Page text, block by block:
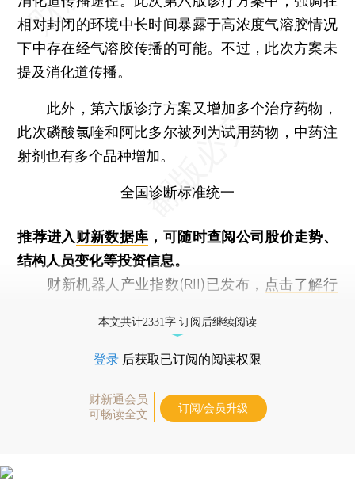
相对封闭的环境中长时间暴露于高浓度气溶胶情况
下中存在经气溶胶传播的可能。不过，此次方案未
提及消化道传播。
此外，第六版诊疗方案又增加多个治疗药物，
此次磷酸氯喹和阿比多尔被列为试用药物，中药注
射剂也有多个品种增加。
全国诊断标准统一
推荐进入财新数据库 ，可随时查阅公司股价走势、
结构人员变化等投资信息。
财新机器人产业指数(RII)已发布， 点击了解行
本文共计2331字 订阅后继续阅读
登录 后获取已订阅的阅读权限
财新通会员
可畅读全文
订阅/会员升级